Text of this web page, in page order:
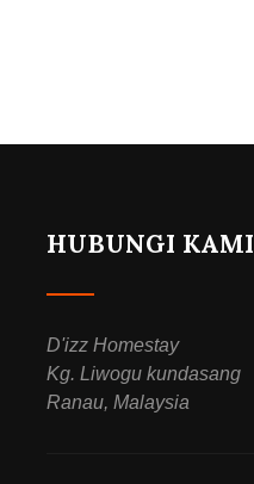
HUBUNGI KAMI
D'izz Homestay
Kg. Liwogu kundasang
Ranau, Malaysia